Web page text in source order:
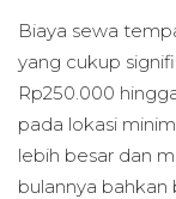
Biaya sewa
yang cukup
Rp250.000
pada lokasi
lebih besar dan
bulannya bahkan